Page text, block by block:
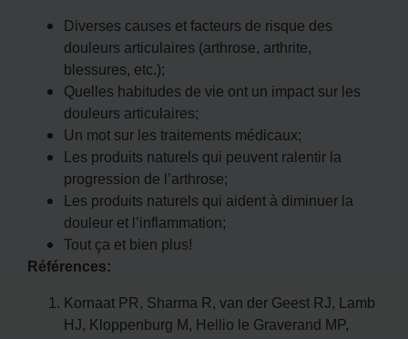
Diverses causes et facteurs de risque des
douleurs articulaires (arthrose, arthrite,
blessures, etc.);
Quelles habitudes de vie ont un impact sur les
douleurs articulaires;
Un mot sur les traitements médicaux;
Les produits naturels qui peuvent ralentir la
progression de l’arthrose;
Les produits naturels qui aident à diminuer la
douleur et l’inflammation;
Tout ça et bien plus!
Références:
Kornaat PR, Sharma R, van der Geest RJ, Lamb
HJ, Kloppenburg M, Hellio le Graverand MP,